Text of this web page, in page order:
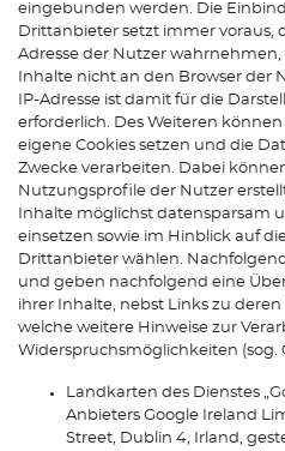
eingebunden werden. Die
Drittanbieter setzt immer voraus,
Adresse der Nutzer wahrnehmen,
Inhalte nicht an den Browser der
IP-Adresse ist damit für die
erforderlich. Des Weiteren
eigene Cookies setzen und die
Zwecke verarbeiten. Dabei
Nutzungsprofile der Nutzer
Inhalte möglichst datensparsam
einsetzen sowie im Hinblick auf
Drittanbieter wählen.
und geben nachfolgend eine
ihrer Inhalte, nebst Links zu
welche weitere Hinweise zur
Widerspruchsmöglichkeiten (sog.
Landkarten des Dienstes
Anbieters Google Ireland
Street, Dublin 4, Irland,